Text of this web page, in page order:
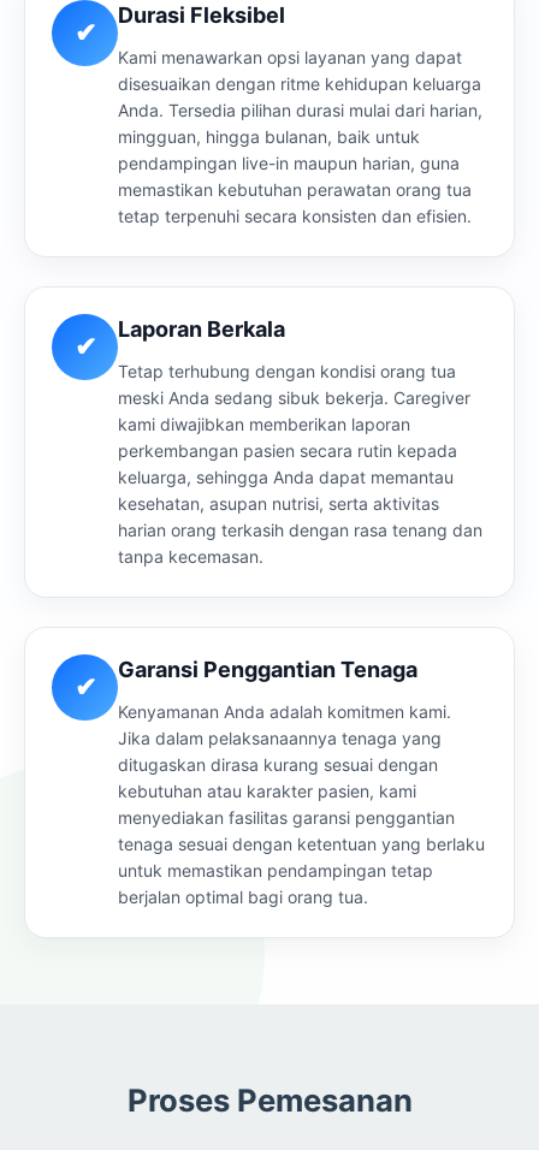
✔
Durasi Fleksibel
Kami menawarkan opsi layanan yang dapat
disesuaikan dengan ritme kehidupan keluarga
Anda. Tersedia pilihan durasi mulai dari harian,
mingguan, hingga bulanan, baik untuk
pendampingan live-in maupun harian, guna
memastikan kebutuhan perawatan orang tua
tetap terpenuhi secara konsisten dan efisien.
✔
Laporan Berkala
Tetap terhubung dengan kondisi orang tua
meski Anda sedang sibuk bekerja. Caregiver
kami diwajibkan memberikan laporan
perkembangan pasien secara rutin kepada
keluarga, sehingga Anda dapat memantau
kesehatan, asupan nutrisi, serta aktivitas
harian orang terkasih dengan rasa tenang dan
tanpa kecemasan.
✔
Garansi Penggantian Tenaga
Kenyamanan Anda adalah komitmen kami.
Jika dalam pelaksanaannya tenaga yang
ditugaskan dirasa kurang sesuai dengan
kebutuhan atau karakter pasien, kami
menyediakan fasilitas garansi penggantian
tenaga sesuai dengan ketentuan yang berlaku
untuk memastikan pendampingan tetap
berjalan optimal bagi orang tua.
Proses Pemesanan